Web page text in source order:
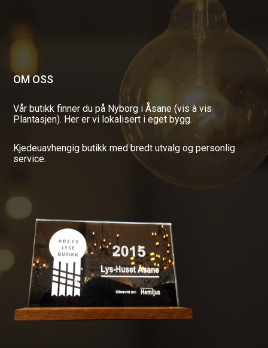
OM OSS
Vår butikk finner du på Nyborg i Åsane (vis à vis
Plantasjen). Her er vi lokalisert i eget bygg.
Kjedeuavhengig butikk med bredt utvalg og personlig
service.